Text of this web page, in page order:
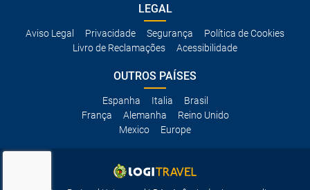
LEGAL
Aviso Legal Privacidade Segurança
Política de Cookies
Livro de Reclamações
Acessibilidade
OUTROS PAÍSES
Espanha Italia
Brasil
França
Alemanha
Reino Unido
Mexico
Europe